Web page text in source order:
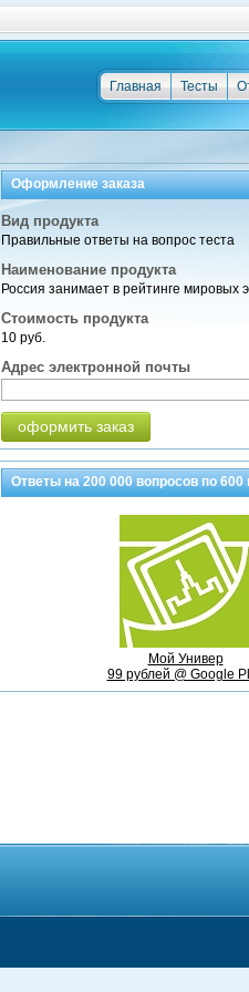
Тесты
Главная
Оформление заказа
Вид продукта
Правильные ответы на вопрос теста
Наименование продукта
Россия занимает в рейтинге мировых
Стоимость продукта
10 руб.
Адрес электронной почты
оформить заказ
Ответы на200 000вопросов по600
Мой Универ
99 рублей @ Google